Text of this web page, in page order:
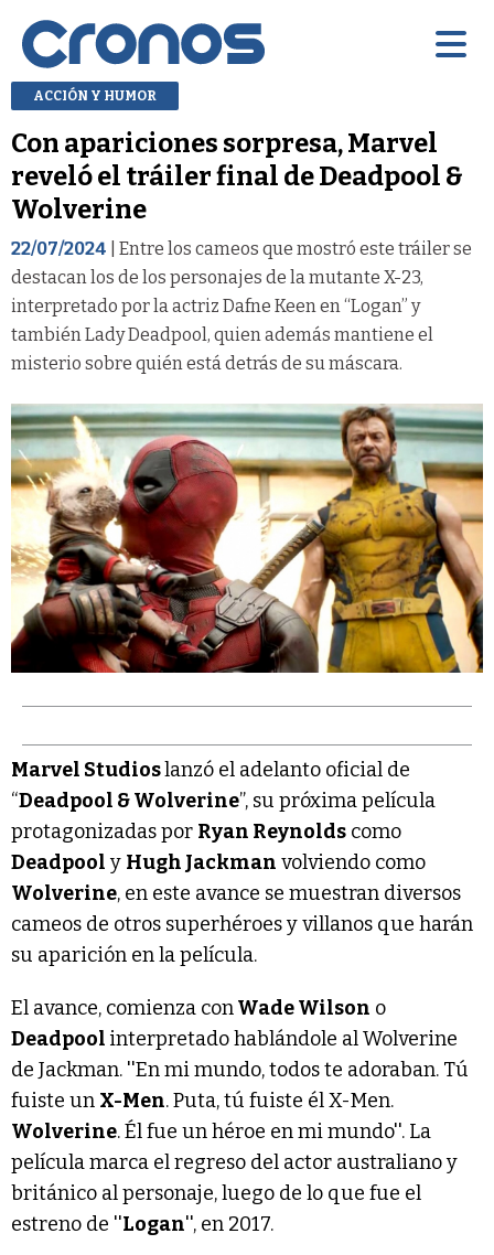
ACCIÓN Y HUMOR
Con apariciones sorpresa, Marvel
reveló el tráiler final de Deadpool &
Wolverine
22/07/2024 | Entre los cameos que mostró este tráiler se
destacan los de los personajes de la mutante X-23,
interpretado por la actriz Dafne Keen en “Logan” y
también Lady Deadpool, quien además mantiene el
misterio sobre quién está detrás de su máscara.
Marvel Studioslanzó el adelanto oficial de
“Deadpool & Wolverine”, su próxima película
protagonizadas por Ryan Reynolds como
Deadpool y Hugh Jackman volviendo como
Wolverine, en este avance se muestran diversos
cameos de otros superhéroes y villanos que harán
su aparición en la película.
El avance, comienza conWade Wilson o
Deadpool interpretado hablándole al Wolverine
de Jackman. ''En mi mundo, todos te adoraban. Tú
fuiste un X-Men. Puta, tú fuiste él X-Men.
Wolverine. Él fue un héroe en mi mundo''. La
película marca el regreso del actor australiano y
británico al personaje, luego de lo que fue el
estreno de ''Logan'', en 2017.